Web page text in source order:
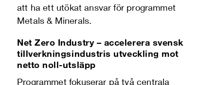
att ha ett utökat ansvar för programmet
Metals & Minerals.
Net Zero Industry – accelerera svensk
tillverkningsindustris utveckling mot
netto noll-utsläpp
Programmet fokuserar på två centrala